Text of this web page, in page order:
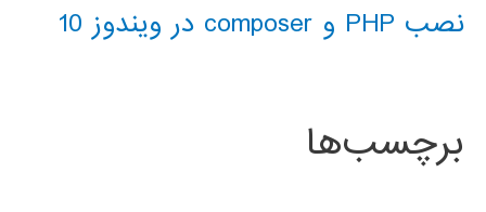
نصب PHP و composer در ویندوز 10
برچسب‌ها